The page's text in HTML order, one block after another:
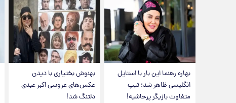
بهاره رهنما این بار با استایل
انگلیسی ظاهر شد؛ تیپ
متفاوت بازیگر پرحاشیه!
بهنوش بختیاری با دیدن
عکس‌های عروسی اکبر عبدی
دلتنگ شد!